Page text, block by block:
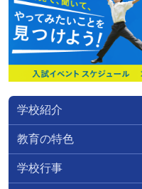
学校紹介
教育の特色
学校行事